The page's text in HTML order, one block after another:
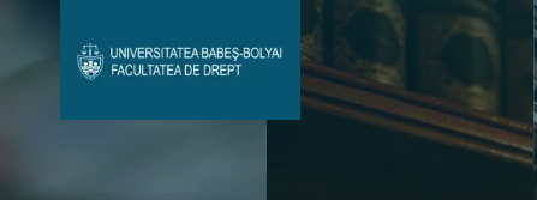
Avizier Studenți Admitere
Contact